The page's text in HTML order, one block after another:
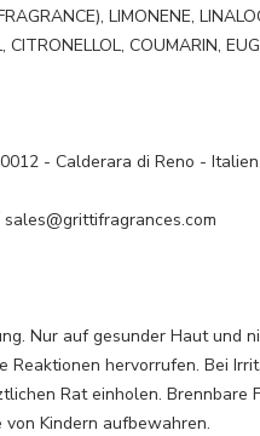
LIMONENE,
COUMARIN,
- Calderara di Reno - Italien
Nur auf gesunder Haut und
Reaktionen hervorrufen. Bei
Rat einholen.
Kindern aufbewahren.